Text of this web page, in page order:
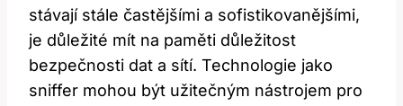
stávají stále častějšími a sofistikovanějšími,
je důležité mít na paměti důležitost
bezpečnosti dat a sítí. Technologie jako
sniffer mohou být užitečným nástrojem pro